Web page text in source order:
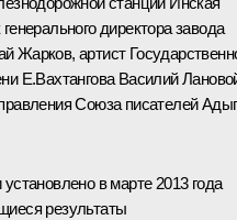
директора завода
Жарков, артист
Е.Вахтангова Василий
Союза писателей
установленов марте 2013 года
результаты